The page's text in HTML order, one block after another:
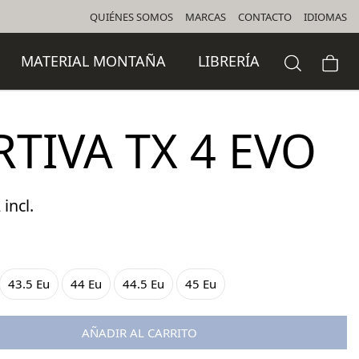
QUIÉNES SOMOS MARCAS CONTACTO IDIOMAS
MATERIAL MONTAÑA LIBRERÍA
TX 4 EVO
€.
incl.
43.5 Eu 44 Eu 44.5 Eu 45 Eu
AÑADIR AL CARRITO